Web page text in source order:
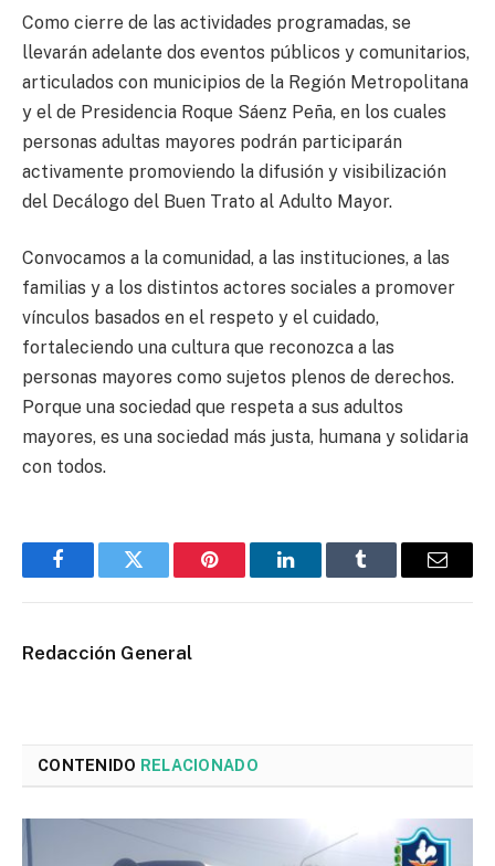
Como cierre de las actividades programadas, se
llevarán adelante dos eventos públicos y comunitarios,
articulados con municipios de la Región Metropolitana
y el de Presidencia Roque Sáenz Peña, en los cuales
personas adultas mayores podrán participarán
activamente promoviendo la difusión y visibilización
del Decálogo del Buen Trato al Adulto Mayor.
Convocamos a la comunidad, a las instituciones, a las
familias y a los distintos actores sociales a promover
vínculos basados en el respeto y el cuidado,
fortaleciendo una cultura que reconozca a las
personas mayores como sujetos plenos de derechos.
Porque una sociedad que respeta a sus adultos
mayores, es una sociedad más justa, humana y solidaria
con todos.
FacebookTwitter Pinterest LinkedInTumblr Email
Redacción General
CONTENIDO RELACIONADO